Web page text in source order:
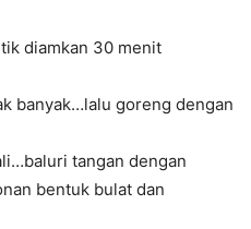
diamkan 30 menit
banyak…lalu goreng dengan
tangan dengan
bentuk bulat dan